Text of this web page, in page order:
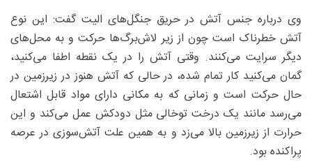
وی درباره جنس آتش در حریق جنگل‌های الیت گفت: این نوع
آتش خطرناک است چون از زیر لاش‌برگ‌ها حرکت و به محل‌های
دیگر سرایت می‌کنند. وقتی آتش را در یک نقطه اطفا می‌کنید،
گمان می‌کنید کار تمام شده، در حالی که آتش هنوز در زیرزمین در
حال حرکت است و زمانی که به مکانی دارای مواد قابل اشتعال
می‌رسد مانند یک درخت توخالی مثل دودکش عمل می‌کند و این
حرارت از زیرزمین بالا می‌زد و به همین علت آتش‌سوزی در عرصه
پراکنده بود.